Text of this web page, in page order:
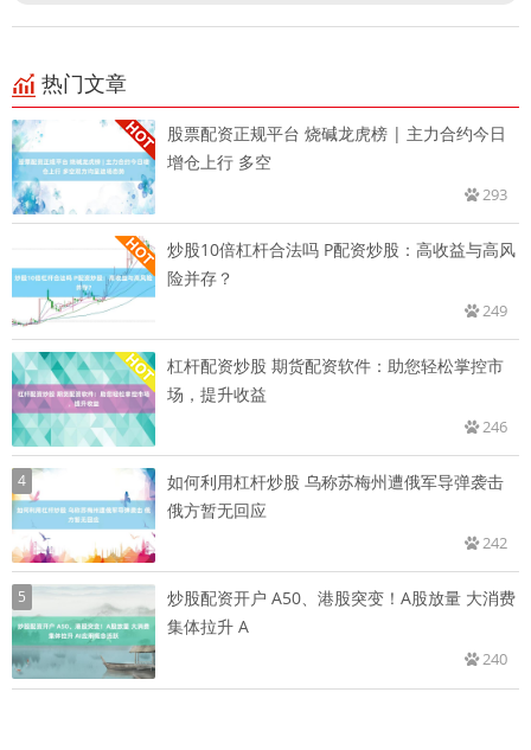
热门文章
股票配资正规平台 烧碱龙虎榜 | 主力合约今日
增仓上行 多空
293
炒股10倍杠杆合法吗 P配资炒股：高收益与高风
险并存？
249
杠杆配资炒股 期货配资软件：助您轻松掌控市
场，提升收益
246
4
如何利用杠杆炒股 乌称苏梅州遭俄军导弹袭击
俄方暂无回应
242
5
炒股配资开户 A50、港股突变！A股放量 大消费
集体拉升 A
240